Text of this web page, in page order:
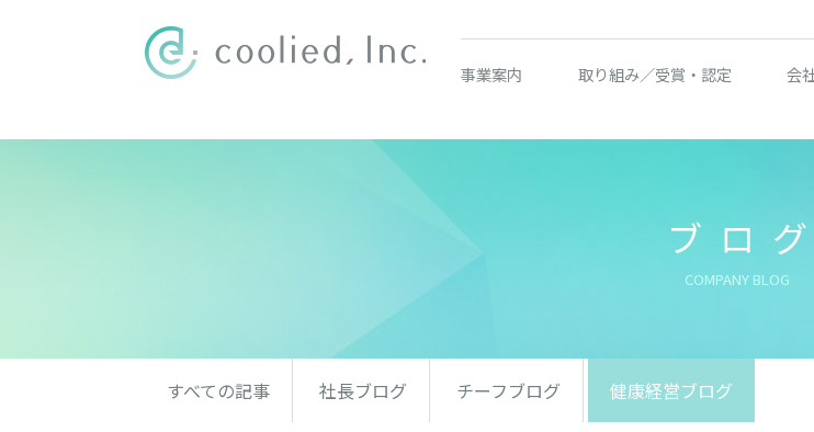
事業案内 取り組み／受賞・認定 会
ブログ
COMPANY BLOG
すべての記事 社長ブログ チーフブログ 健康経営ブログ